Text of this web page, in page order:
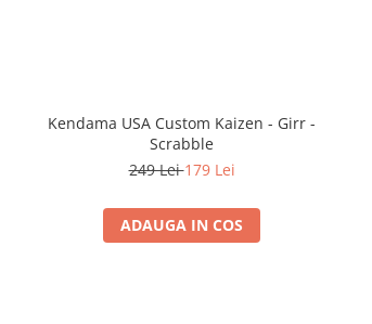
Kendama USA Custom Kaizen - Girr -
Scrabble
249 Lei179 Lei
ADAUGA IN COS